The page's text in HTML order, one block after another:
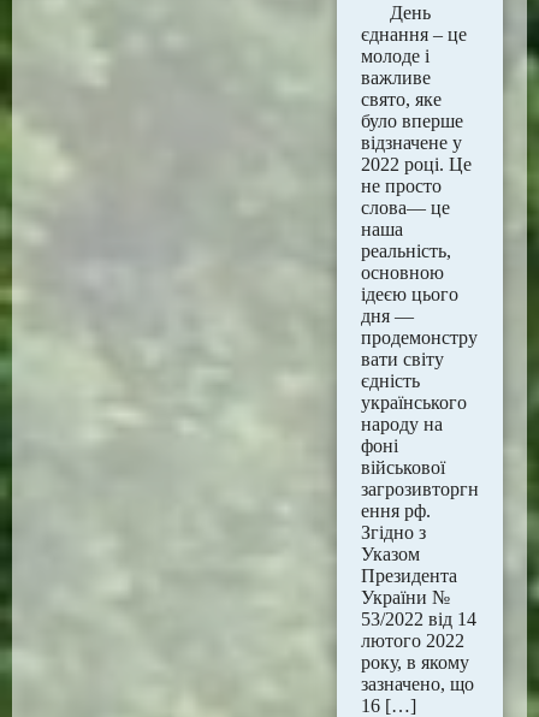
День
єднання – це
молоде і
важливе
свято, яке
було вперше
відзначене у
2022 році. Це
не просто
слова— це
наша
реальність,
основною
ідеєю цього
дня —
продемонстру
вати світу
єдність
українського
народу на
фоні
військової
загрозивторгн
ення рф.
Згідно з
Указом
Президента
України №
53/2022 від 14
лютого 2022
року, в якому
зазначено, що
16 […]